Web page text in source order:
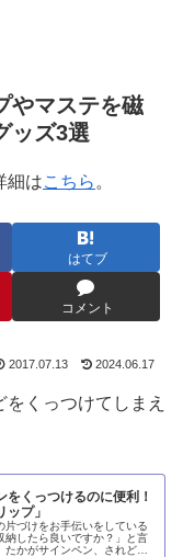
やマステを磁
ッズ3選
細はこちら 。
はてブ
コメント
2017.07.13 2024.06.17
くっつけてしまえ
くっつけるのに便利！
プ」
片づけをお手伝いをしている
納したら良いですか？」と言
かがサインペン、されどサ